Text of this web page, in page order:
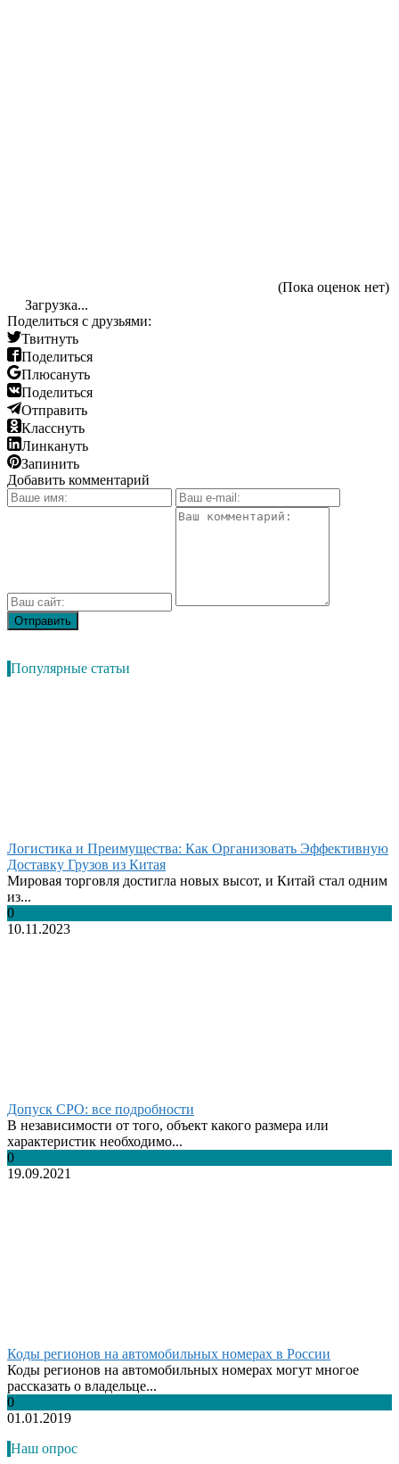
(Пока оценок нет)
Загрузка...
Поделиться с друзьями:
Твитнуть
Поделиться
Плюсануть
Поделиться
Отправить
Класснуть
Линкануть
Запинить
Добавить комментарий
Популярные статьи
Логистика и Преимущества: Как Организовать Эффективную
Доставку Грузов из Китая
Мировая торговля достигла новых высот, и Китай стал одним
из...
0
10.11.2023
Допуск СРО: все подробности
В независимости от того, объект какого размера или
характеристик необходимо...
0
19.09.2021
Коды регионов на автомобильных номерах в России
Коды регионов на автомобильных номерах могут многое
рассказать о владельце...
0
01.01.2019
Наш опрос